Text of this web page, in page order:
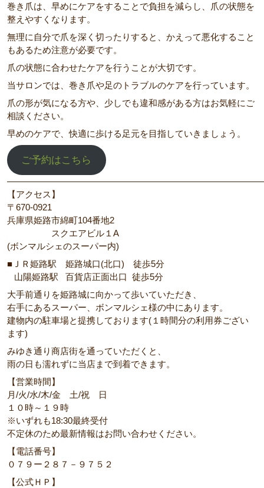
巻き爪は、早めにケアをすることで負担を減らし、爪の状態を
整えやすくなります。
無理に自分で爪を深く切ったりすると、かえって悪化すること
もあるため注意が必要です。
爪の状態に合わせたケアを行うことが大切です。
当サロンでは、巻き爪や足のトラブルのケアを行っています。
爪の形が気になる方や、少しでも違和感がある方はお気軽にご
相談ください。
早めのケアで、快適に歩ける足元を目指していきましょう。
ご予約はこちら
【アクセス】
〒670‐0921
兵庫県姫路市綿町104番地2
スクエアビル１A
(ボンマルシェのスーパー内)
■ＪＲ姫路駅 姫路城口(北口) 徒歩5分
山陽姫路駅 百貨店正面出口 徒歩5分
大手前通りを姫路城に向かって歩いていただき、
右手にあるスーパー、ボンマルシェ様の中にあります。
建物内の駐車場と提携しております(１時間分の利用券ござい
ます)
みゆき通り商店街を通っていただくと、
雨の日も濡れずに当店まで到着できます。
【営業時間】
月/火/水/木/金 土/祝 日
１０時～１９時
※いずれも18:30最終受付
不定休のため最新情報はお問い合わせください。
【電話番号】
０７９ー２８７－９７５２
【公式ＨＰ】